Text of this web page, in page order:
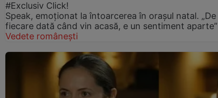
#Exclusiv Click!
Speak, emoționat la întoarcerea în orașul natal. „De
fiecare dată când vin acasă, e un sentiment aparte”
Vedete românești